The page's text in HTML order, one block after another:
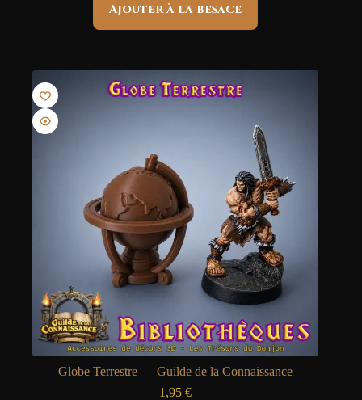
Ajouter à la besace
Globe Terrestre — Guilde de la Connaissance
1,95€